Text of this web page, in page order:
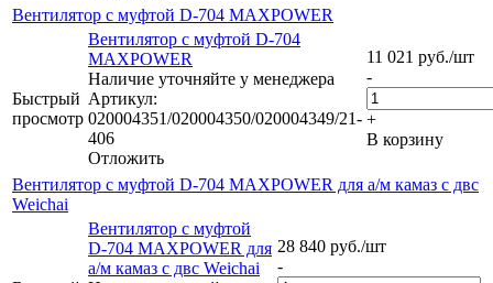
Вентилятор с муфтой D-704 MAXPOWER
Быстрый
просмотр
Вентилятор с муфтой D-704
MAXPOWER
Наличие уточняйте у менеджера
Артикул:
020004351/020004350/020004349/21-
406
Отложить
11 021 руб./шт
-
+
В корзину
Вентилятор с муфтой D-704 MAXPOWER для а/м камаз с двс
Weichai
Вентилятор с муфтой
D-704 MAXPOWER для
а/м камаз с двс Weichai
28 840 руб./шт
-